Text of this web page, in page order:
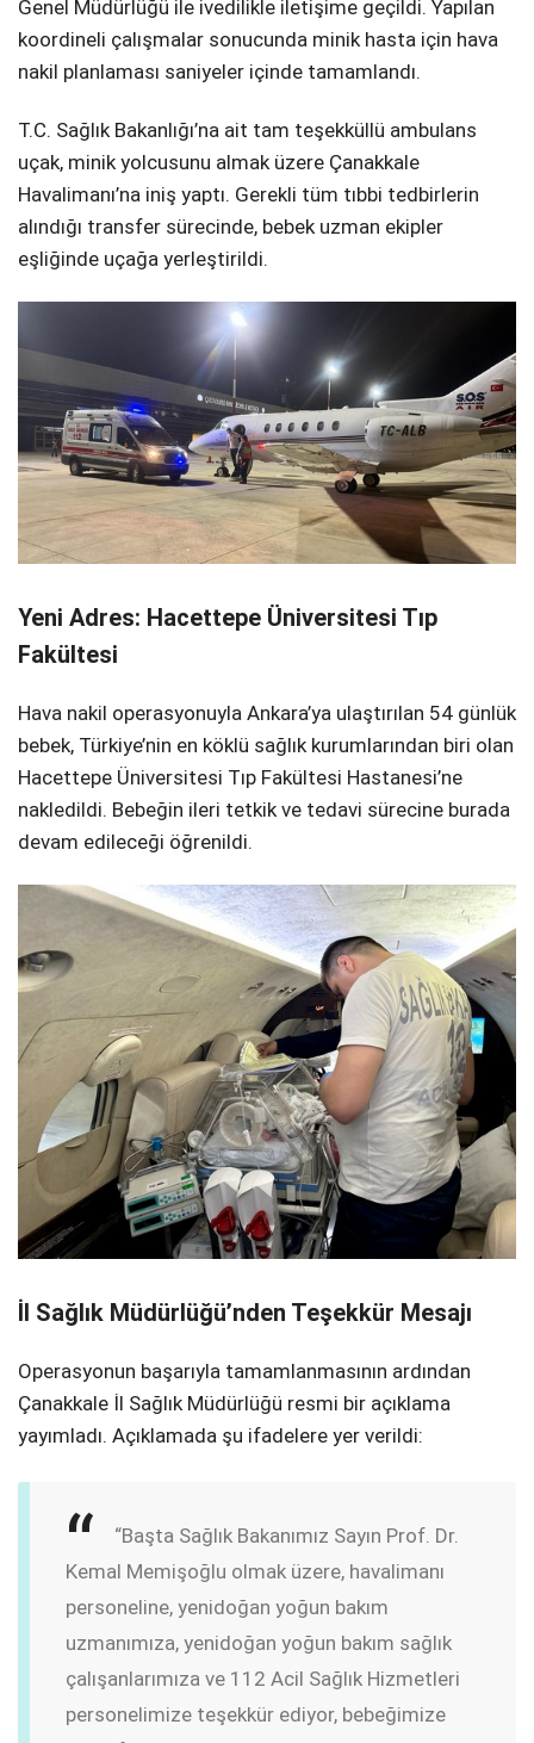
Genel Müdürlüğü ile ivedilikle iletişime geçildi. Yapılan
koordineli çalışmalar sonucunda minik hasta için hava
nakil planlaması saniyeler içinde tamamlandı.
T.C. Sağlık Bakanlığı’na ait tam teşekküllü ambulans
uçak, minik yolcusunu almak üzere Çanakkale
Havalimanı’na iniş yaptı. Gerekli tüm tıbbi tedbirlerin
alındığı transfer sürecinde, bebek uzman ekipler
eşliğinde uçağa yerleştirildi.
Yeni Adres: Hacettepe Üniversitesi Tıp
Fakültesi
Hava nakil operasyonuyla Ankara’ya ulaştırılan 54 günlük
bebek, Türkiye’nin en köklü sağlık kurumlarından biri olan
Hacettepe Üniversitesi Tıp Fakültesi Hastanesi’ne
nakledildi. Bebeğin ileri tetkik ve tedavi sürecine burada
devam edileceği öğrenildi.
İl Sağlık Müdürlüğü’nden Teşekkür Mesajı
Operasyonun başarıyla tamamlanmasının ardından
Çanakkale İl Sağlık Müdürlüğü resmi bir açıklama
yayımladı. Açıklamada şu ifadelere yer verildi:
“Başta Sağlık Bakanımız Sayın Prof. Dr.
Kemal Memişoğlu olmak üzere, havalimanı
personeline, yenidoğan yoğun bakım
uzmanımıza, yenidoğan yoğun bakım sağlık
çalışanlarımıza ve 112 Acil Sağlık Hizmetleri
personelimize teşekkür ediyor, bebeğimize